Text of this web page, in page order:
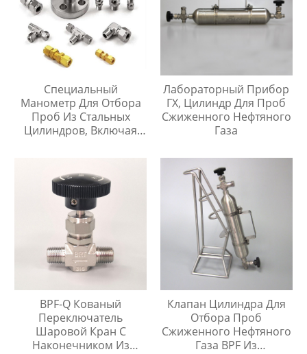
Специальный
Манометр Для Отбора
Проб Из Стальных
Цилиндров, Включая
Лабораторный Прибор
ГХ, Цилиндр Для Проб
Сжиженного Нефтяного
Газа
BPF-Q Кованый
Переключатель
Шаровой Кран С
Наконечником Из
Клапан Цилиндра Для
Отбора Проб
Сжиженного Нефтяного
Газа BPF Из